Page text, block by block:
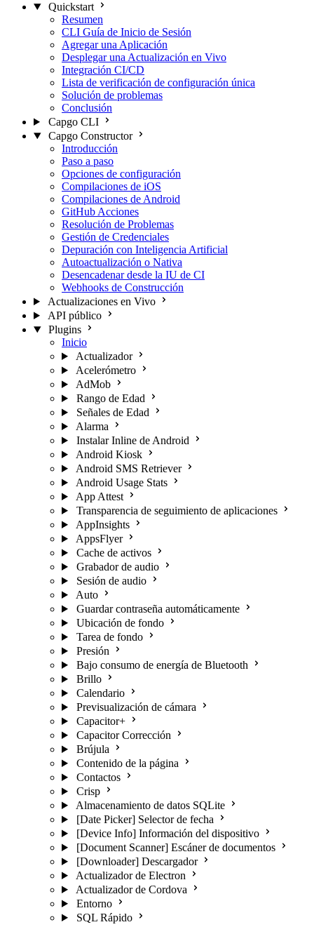
Quickstart
Resumen
CLI Guía de Inicio de Sesión
Agregar una Aplicación
Desplegar una Actualización en Vivo
Integración CI/CD
Lista de verificación de configuración única
Solución de problemas
Conclusión
Capgo CLI
Capgo Constructor
Introducción
Paso a paso
Opciones de configuración
Compilaciones de iOS
Compilaciones de Android
GitHub Acciones
Resolución de Problemas
Gestión de Credenciales
Depuración con Inteligencia Artificial
Autoactualización o Nativa
Desencadenar desde la IU de CI
Webhooks de Construcción
Actualizaciones en Vivo
API público
Plugins
Inicio
Actualizador
Acelerómetro
AdMob
Rango de Edad
Señales de Edad
Alarma
Instalar Inline de Android
Android Kiosk
Android SMS Retriever
Android Usage Stats
App Attest
Transparencia de seguimiento de aplicaciones
AppInsights
AppsFlyer
Cache de activos
Grabador de audio
Sesión de audio
Auto
Guardar contraseña automáticamente
Ubicación de fondo
Tarea de fondo
Presión
Bajo consumo de energía de Bluetooth
Brillo
Calendario
Previsualización de cámara
Capacitor+
Capacitor Corrección
Brújula
Contenido de la página
Contactos
Crisp
Almacenamiento de datos SQLite
[Date Picker] Selector de fecha
[Device Info] Información del dispositivo
[Document Scanner] Escáner de documentos
[Downloader] Descargador
Actualizador de Electron
Actualizador de Cordova
Entorno
SQL Rápido